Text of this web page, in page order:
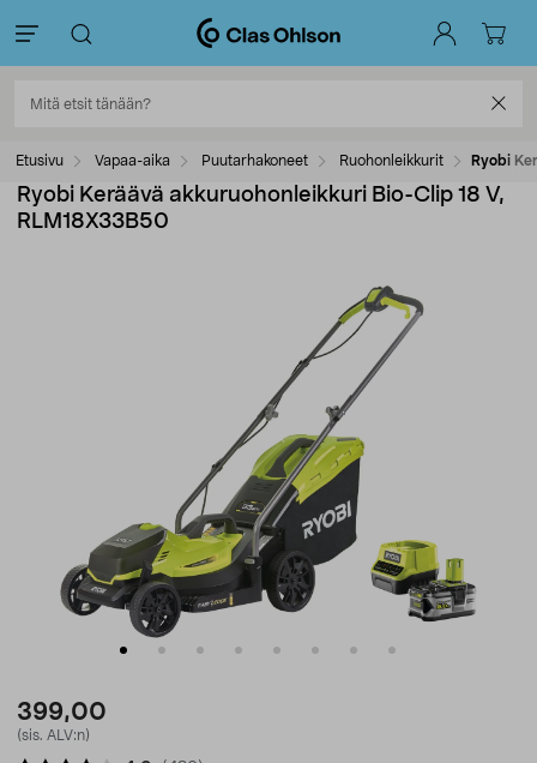
Etusivu Vapaa-aika Puutarhakoneet Ruohonleikkurit Ryobi
Ryobi Keräävä akkuruohonleikkuri Bio-Clip 18 V,
RLM18X33B50
399,00
(sis. ALV:n)